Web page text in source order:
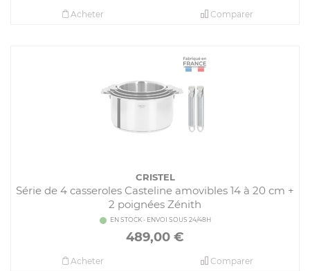
Comparer
Acheter
CRISTEL
Série de 4 casseroles Casteline amovibles 14 à 20 cm +
2 poignées Zénith
EN STOCK - ENVOI SOUS 24/48H
489,00 €
Comparer
Acheter